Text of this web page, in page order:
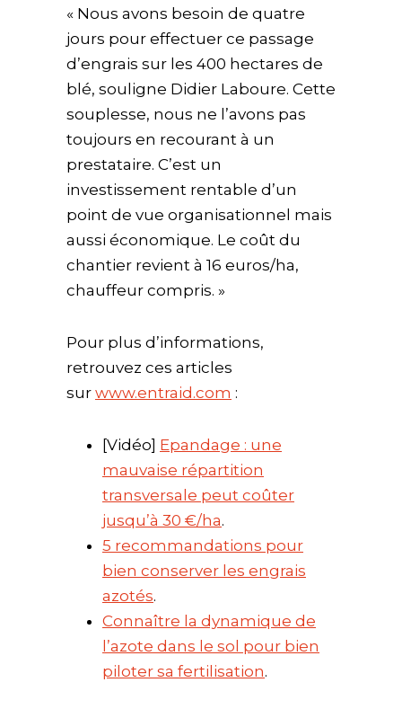
« Nous avons besoin de quatre
jours pour effectuer ce passage
d’engrais sur les 400 hectares de
blé, souligne Didier Laboure. Cette
souplesse, nous ne l’avons pas
toujours en recourant à un
prestataire. C’est un
investissement rentable d’un
point de vue organisationnel mais
aussi économique. Le coût du
chantier revient à 16 euros/ha,
chauffeur compris. »
Pour plus d’informations,
retrouvez ces articles
sur www.entraid.com :
[Vidéo] Epandage : une
mauvaise répartition
transversale peut coûter
jusqu’à 30 €/ha.
5 recommandations pour
bien conserver les engrais
azotés.
Connaître la dynamique de
l’azote dans le sol pour bien
piloter sa fertilisation.